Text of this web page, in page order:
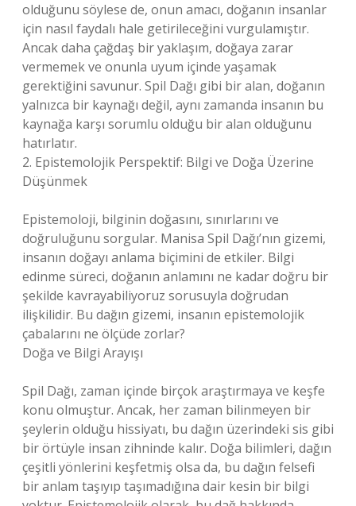
olduğunu söylese de, onun amacı, doğanın insanlar
için nasıl faydalı hale getirileceğini vurgulamıştır.
Ancak daha çağdaş bir yaklaşım, doğaya zarar
vermemek ve onunla uyum içinde yaşamak
gerektiğini savunur. Spil Dağı gibi bir alan, doğanın
yalnızca bir kaynağı değil, aynı zamanda insanın bu
kaynağa karşı sorumlu olduğu bir alan olduğunu
hatırlatır.
2. Epistemolojik Perspektif: Bilgi ve Doğa Üzerine
Düşünmek
Epistemoloji, bilginin doğasını, sınırlarını ve
doğruluğunu sorgular. Manisa Spil Dağı’nın gizemi,
insanın doğayı anlama biçimini de etkiler. Bilgi
edinme süreci, doğanın anlamını ne kadar doğru bir
şekilde kavrayabiliyoruz sorusuyla doğrudan
ilişkilidir. Bu dağın gizemi, insanın epistemolojik
çabalarını ne ölçüde zorlar?
Doğa ve Bilgi Arayışı
Spil Dağı, zaman içinde birçok araştırmaya ve keşfe
konu olmuştur. Ancak, her zaman bilinmeyen bir
şeylerin olduğu hissiyatı, bu dağın üzerindeki sis gibi
bir örtüyle insan zihninde kalır. Doğa bilimleri, dağın
çeşitli yönlerini keşfetmiş olsa da, bu dağın felsefi
bir anlam taşıyıp taşımadığına dair kesin bir bilgi